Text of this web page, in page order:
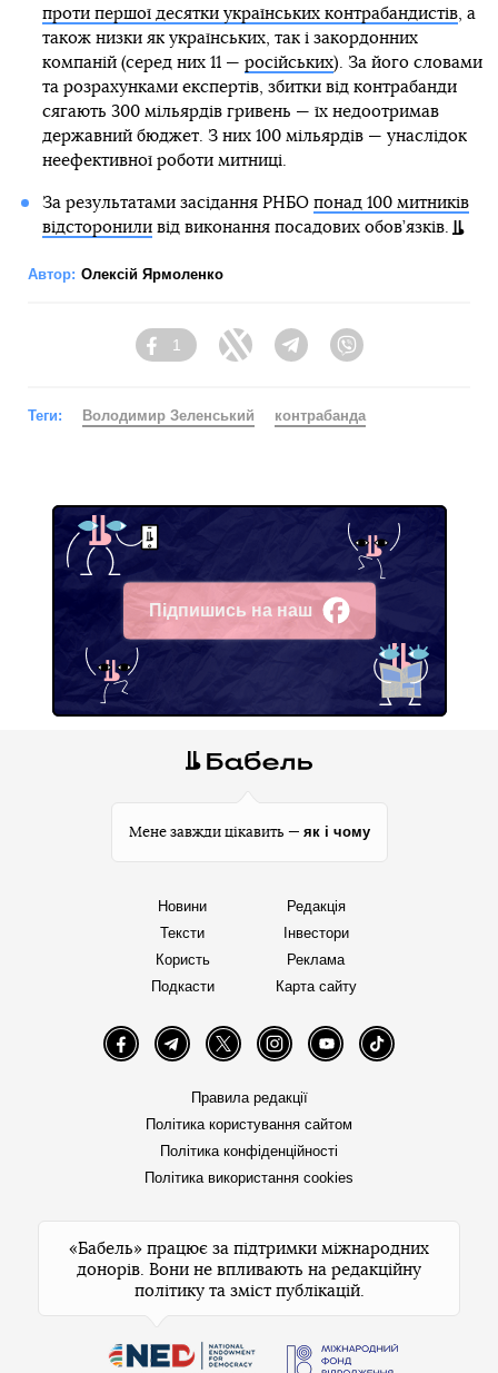
проти першої десятки українських контрабандистів, а
також низки як українських, так і закордонних
компаній (серед них 11 — російських). За його словами
та розрахунками експертів, збитки від контрабанди
сягають 300 мільярдів гривень — їх недоотримав
державний бюджет. З них 100 мільярдів — унаслідок
неефективної роботи митниці.
За результатами засідання РНБО понад 100 митників
відсторониливід виконання посадових обов’язків.
Автор: Олексій Ярмоленко
Facebook
1
Twitter Telegram
Теги: Володимир Зеленський контрабанда
Підпишись на наш
Facebook
Мене завжди цікавить — як і чому
Новини
Тексти
Користь
Подкасти
Редакція
Інвестори
Реклама
Карта сайту
FacebookTelegramTwitter InstagramYouTube TikTok
Правила редакції
Політика користування сайтом
Політика конфіденційності
Політика використання cookies
«Бабель» працює за підтримки міжнародних
донорів. Вони не впливають на редакційну
політику та зміст публікацій.